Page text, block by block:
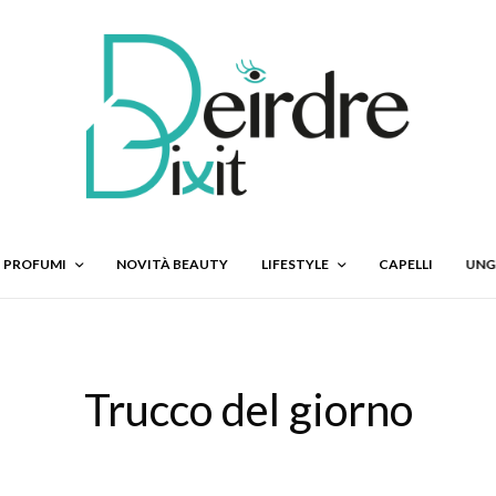
PROFUMI NOVITÀ BEAUTY LIFESTYLE CAPELLI
Trucco del giorno